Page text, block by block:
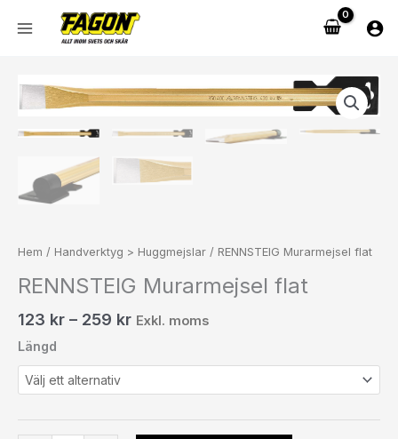
Hem / Handverktyg > Huggmejslar / RENNSTEIG Murarmejsel flat
RENNSTEIG Murarmejsel flat
123 kr – 259 kr
Prisintervall:
123 kr154 kr
259 kr324 kr
Exkl. moms
Längd
RENNSTEIG
Murarmejsel